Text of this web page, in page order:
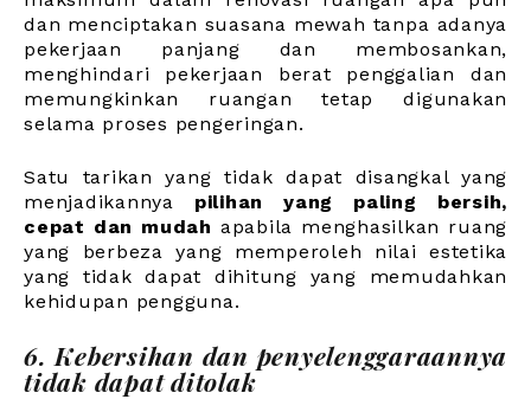
dan menciptakan suasana mewah tanpa adanya
pekerjaan panjang dan membosankan,
menghindari pekerjaan berat penggalian dan
memungkinkan ruangan tetap digunakan
selama proses pengeringan.
Satu tarikan yang tidak dapat disangkal yang
menjadikannya pilihan yang paling bersih,
cepat dan mudah apabila menghasilkan ruang
yang berbeza yang memperoleh nilai estetika
yang tidak dapat dihitung yang memudahkan
kehidupan pengguna.
6. Kebersihan dan penyelenggaraannya
tidak dapat ditolak